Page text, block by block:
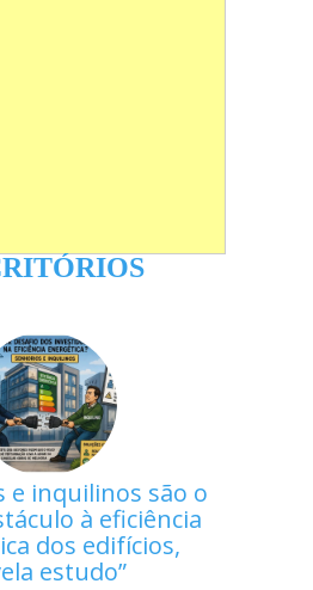
e inquilinos são o
à eficiência
dos edifícios,
estudo